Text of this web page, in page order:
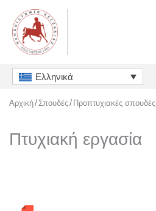
περιεχόμενο
Ελληνικά
Αρχική Σπουδές Προπτυχιακές σπουδές
Πτυχιακή εργασία